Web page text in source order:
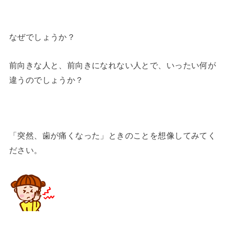
なぜでしょうか？
前向きな人と、前向きになれない人とで、いったい何が
違うのでしょうか？
「突然、歯が痛くなった」ときのことを想像してみてく
ださい。